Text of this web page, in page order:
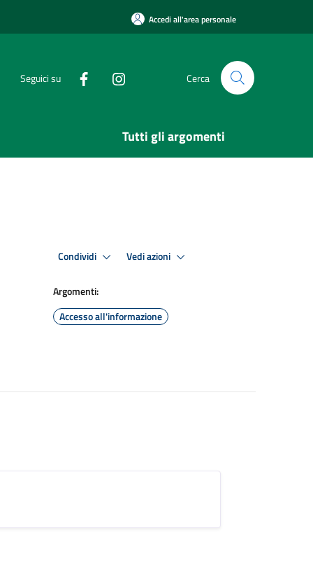
Accedi all'area personale
Seguici su Cerca
Tutti gli argomenti
Condividi Vedi azioni
Argomenti:
Accesso all'informazione